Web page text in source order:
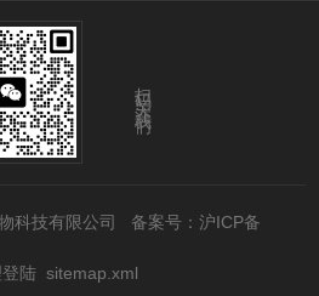
扫码关注我们
科技有限公司 备案号：沪ICP备
陆 sitemap.xml